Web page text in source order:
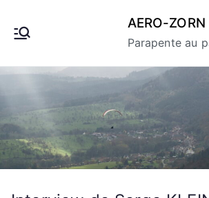
AERO-ZORN
Parapente au